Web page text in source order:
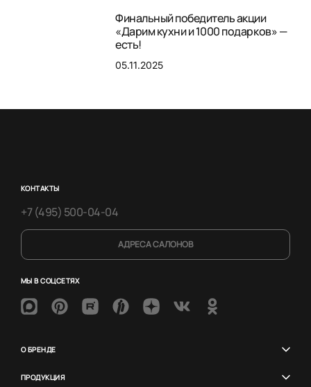
Финальный победитель акции
«Дарим кухни и 1000 подарков» —
есть!
05.11.2025
КОНТАКТЫ
+7 (495) 500-04-04
АДРЕСА САЛОНОВ
МЫ В СОЦСЕТЯХ
О БРЕНДЕ
ПРОДУКЦИЯ